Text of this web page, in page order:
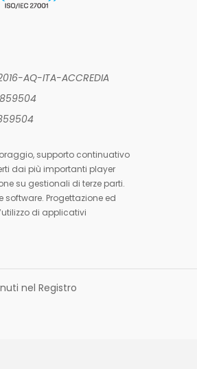
AQ-ITA-ACCREDIA
supporto continuativo
dai più importanti player
su gestionali di terze parti.
Progettazione ed
di applicativi
nel Registro